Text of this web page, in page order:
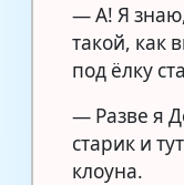
— А! Я
такой, как
под ёлку
— Разве я
старик и
клоуна.